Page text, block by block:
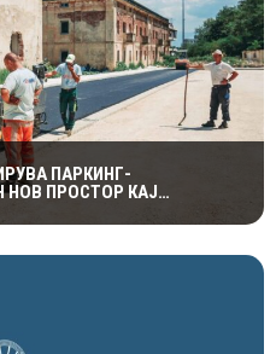
ПАРКИНГ-
НОВ ПРОСТОР КАЈ